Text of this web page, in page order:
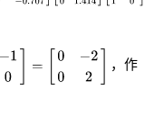
，作